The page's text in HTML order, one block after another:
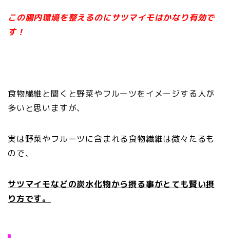
この腸内環境を整えるのにサツマイモはかなり有効で
す！
食物繊維と聞くと野菜やフルーツをイメージする人が
多いと思いますが、
実は野菜やフルーツに含まれる食物繊維は微々たるも
ので、
サツマイモなどの炭水化物から摂る事がとても賢い摂
り方です。